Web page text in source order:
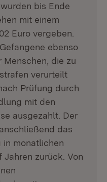
bis Ende
mit einem
Euro vergeben.
ebenso
die zu
verurteilt
Prüfung durch
mit den
ausgezahlt. Der
das
in monatlichen
Jahren zurück. Von